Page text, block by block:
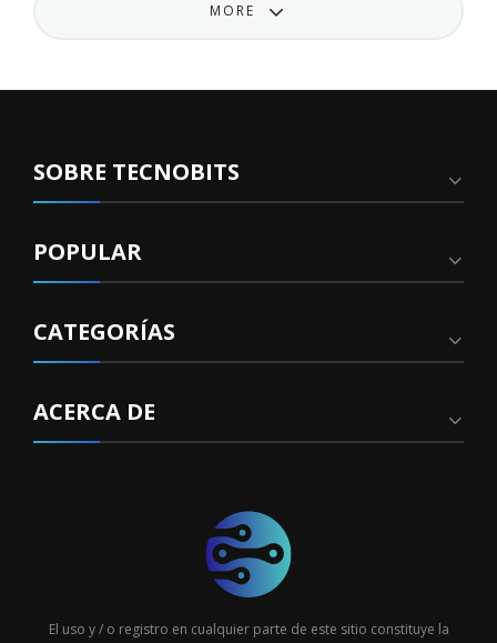
MORE
SOBRE TECNOBITS
POPULAR
CATEGORÍAS
ACERCA DE
El uso y / o registro en cualquier parte de este sitio constituye la